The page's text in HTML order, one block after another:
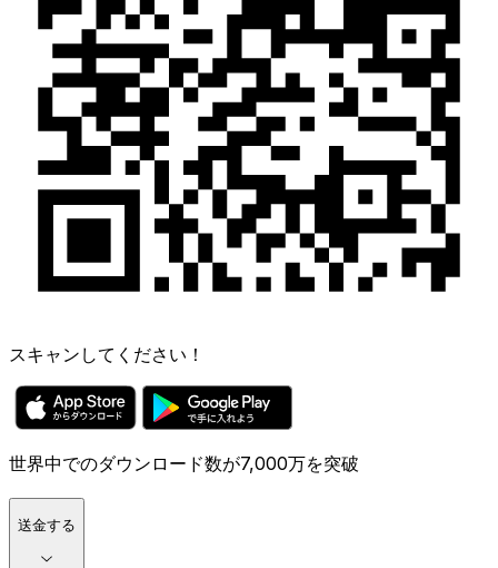
スキャンしてください！
世界中でのダウンロード数が7,000万を突破
送金する